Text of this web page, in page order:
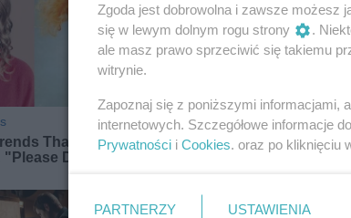
Zgoda jest dobrowolna i zawsze możesz
się w lewym dolnym rogu strony
.
ale masz prawo sprzeciwić się takiemu
witrynie.
Zapoznaj się z poniższymi informacjami,
internetowych. Szczegółowe informacje
Prywatności i Cookies. oraz po kliknięciu
PARTNERZY USTAWIENIA